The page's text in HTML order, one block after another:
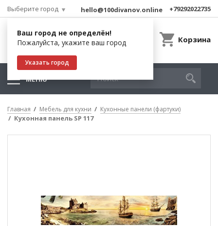
Выберите город
Ваш город не определён!
Пожалуйста, укажите ваш город
Указать город
hello@100divanov.online +79292022735
Корзина
МЕНЮ
Главная Мебель для кухни Кухонные панели (фартуки)
Кухонная панель SP 117